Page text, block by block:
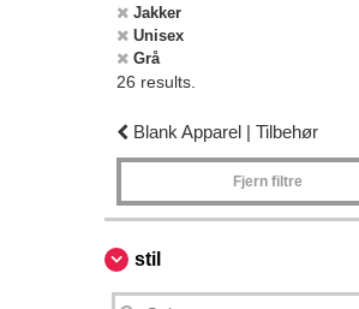
Jakker
Unisex
Grå
26 results.
Blank Apparel | Tilbehør
Fjern filtre
stil